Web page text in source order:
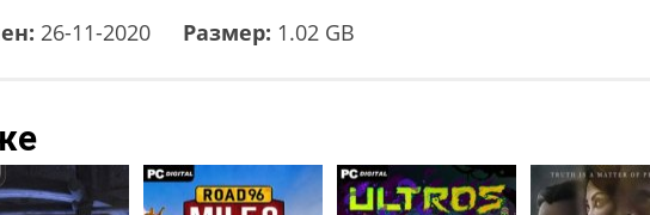
26-11-2020 Размер: 1.02 GB